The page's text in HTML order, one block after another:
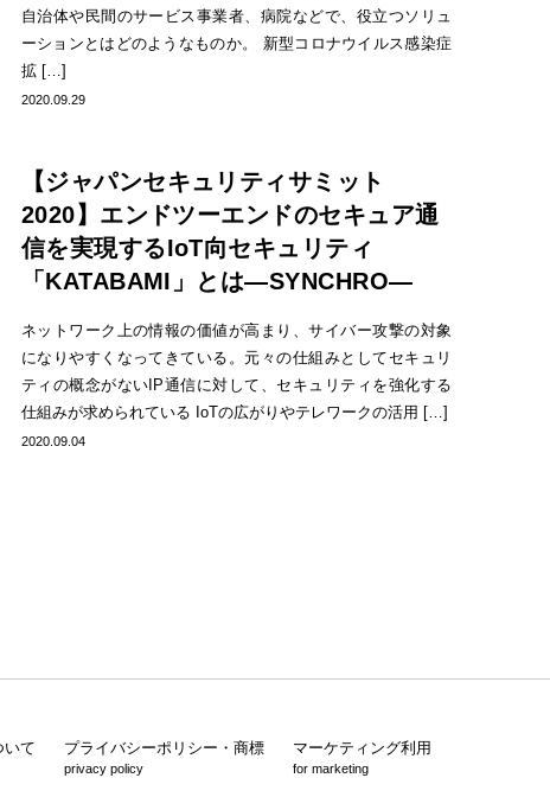
自治体や民間のサービス事業者、病院などで、役立つソリュ
ーションとはどのようなものか。 新型コロナウイルス感染症
拡 […]
2020.09.29
【ジャパンセキュリティサミット
2020】エンドツーエンドのセキュア通
信を実現するIoT向セキュリティ
「KATABAMI」とは―SYNCHRO―
ネットワーク上の情報の価値が高まり、サイバー攻撃の対象
になりやすくなってきている。元々の仕組みとしてセキュリ
ティの概念がないIP通信に対して、セキュリティを強化する
仕組みが求められている IoTの広がりやテレワークの活用 […]
2020.09.04
いて プライバシーポリシー・商標
privacy policy
マーケティング利用
for marketing